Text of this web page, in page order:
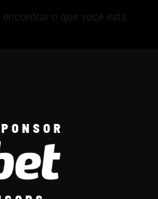
o que você está